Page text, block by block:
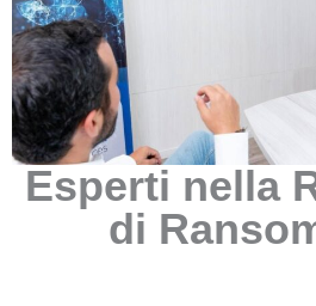
Esperti nella
di